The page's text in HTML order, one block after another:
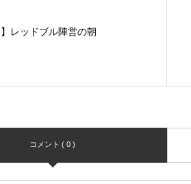
】レッドブル陣営の朝
コメント ( 0 )